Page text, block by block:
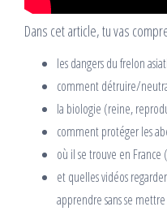
Dans cet article, tu vas
les dangers du frelon
comment détruire/
la biologie (reine,
comment protéger les
où il se trouve en
et quelles vidéos
apprendre sans se